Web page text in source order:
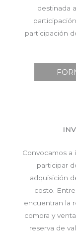
destinada
participación
Convocamos a
participar
adquisición
costo.
encuentran la
compra y
reserva de